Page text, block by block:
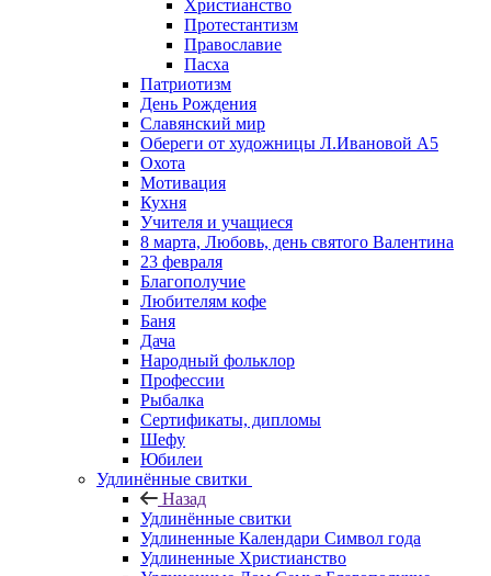
Христианство
Протестантизм
Православие
Пасха
Патриотизм
День Рождения
Славянский мир
Обереги от художницы Л.Ивановой А5
Охота
Мотивация
Кухня
Учителя и учащиеся
8 марта, Любовь, день святого Валентина
23 февраля
Благополучие
Любителям кофе
Баня
Дача
Народный фольклор
Профессии
Рыбалка
Сертификаты, дипломы
Шефу
Юбилеи
Удлинённые свитки
Назад
Удлинённые свитки
Удлиненные Календари Символ года
Удлиненные Христианство